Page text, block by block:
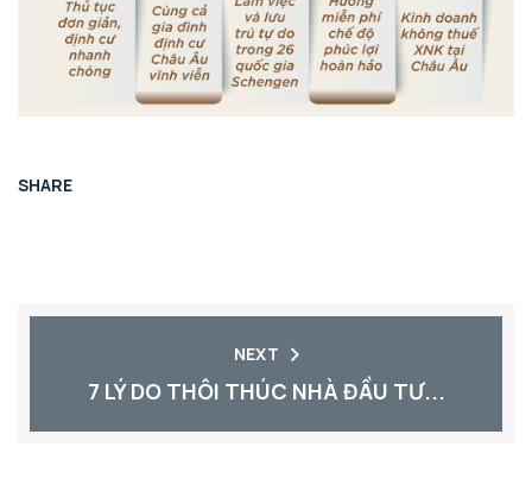
SHARE
NEXT
7 LÝ DO THÔI THÚC NHÀ ĐẦU TƯ...